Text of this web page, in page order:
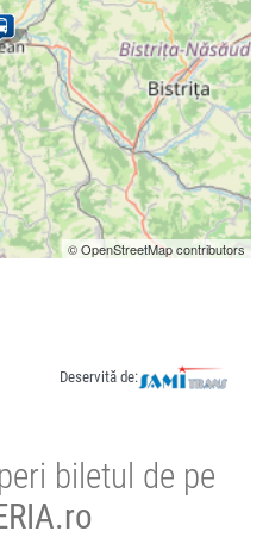
© OpenStreetMap contributors
Deservită de:
biletul de pe